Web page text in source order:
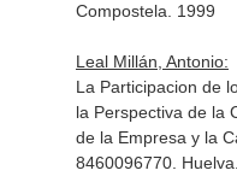
Compostela. 1999
Leal Millán, Antonio:
La Participacion de
la Perspectiva de la
de la Empresa y la
8460096770.